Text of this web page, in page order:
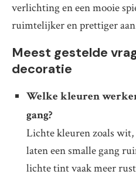
verlichting en een mooie
ruimtelijker en prettiger
Meest gestelde
decoratie
Welke kleuren
gang?
Lichte kleuren zoals
laten een smalle gang
lichte tint vaak meer